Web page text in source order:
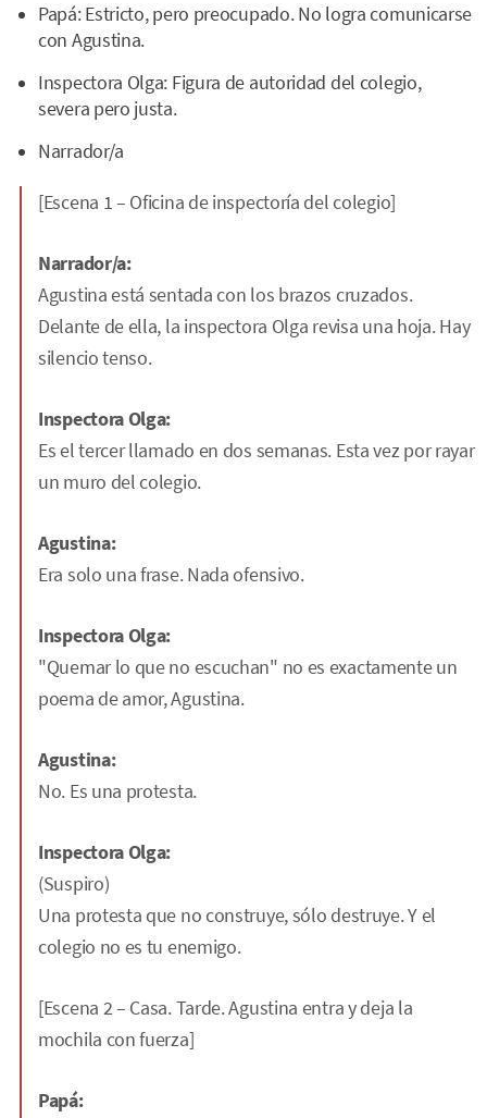
Papá: Estricto, pero preocupado. No logra comunicarse
con Agustina.
Inspectora Olga: Figura de autoridad del colegio,
severa pero justa.
Narrador/a
[Escena 1 – Oficina de inspectoría del colegio]
Narrador/a:
Agustina está sentada con los brazos cruzados.
Delante de ella, la inspectora Olga revisa una hoja. Hay
silencio tenso.
Inspectora Olga:
Es el tercer llamado en dos semanas. Esta vez por rayar
un muro del colegio.
Agustina:
Era solo una frase. Nada ofensivo.
Inspectora Olga:
"Quemar lo que no escuchan" no es exactamente un
poema de amor, Agustina.
Agustina:
No. Es una protesta.
Inspectora Olga:
(Suspiro)
Una protesta que no construye, sólo destruye. Y el
colegio no es tu enemigo.
[Escena 2 – Casa. Tarde. Agustina entra y deja la
mochila con fuerza]
Papá: